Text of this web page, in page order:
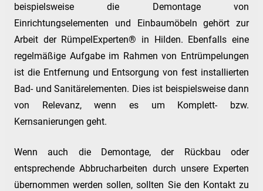
beispielsweise die Demontage von
Einrichtungselementen und Einbaumöbeln gehört zur
Arbeit der RümpelExperten® in Hilden. Ebenfalls eine
regelmäßige Aufgabe im Rahmen von Entrümpelungen
ist die Entfernung und Entsorgung von fest installierten
Bad- und Sanitärelementen. Dies ist beispielsweise dann
von Relevanz, wenn es um Komplett- bzw.
Kernsanierungen geht.
Wenn auch die Demontage, der Rückbau oder
entsprechende Abbrucharbeiten durch unsere Experten
übernommen werden sollen, sollten Sie den Kontakt zu